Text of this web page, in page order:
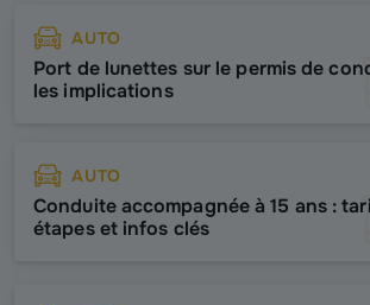
AUTO
Port de lunettes sur le permis de
les implications
AUTO
Conduite accompagnée à 15 ans :
étapes et infos clés